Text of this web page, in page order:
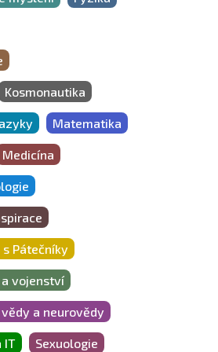
Kosmonautika
Matematika
Medicína
s Pátečníky
vojenství
a neurovědy
IT Sexuologie